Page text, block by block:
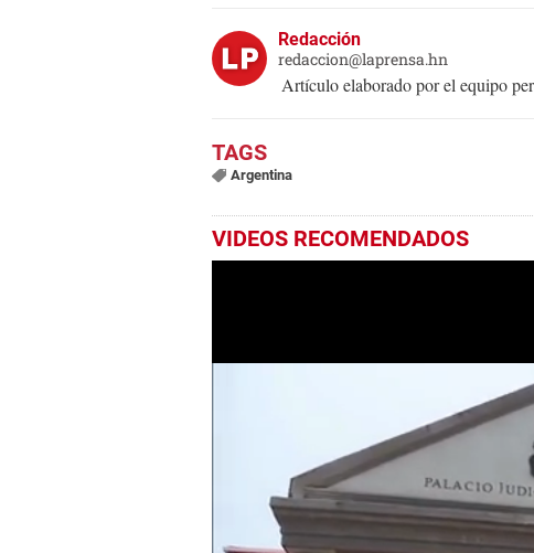
Redacción
redaccion@laprensa.hn
Artículo elaborado por el equipo
Argentina
VIDEOS RECOMENDADOS